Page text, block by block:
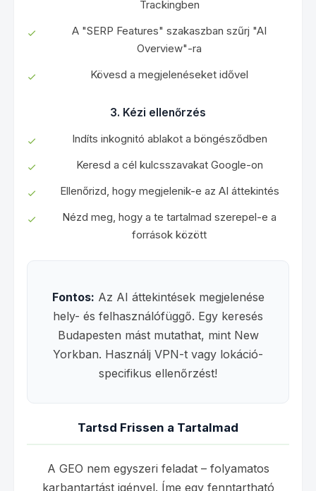
Trackingben
A "SERP Features" szakaszban szűrj "AI
Overview"-ra
Kövesd a megjelenéseket idővel
3. Kézi ellenőrzés
Indíts inkognitó ablakot a böngésződben
Keresd a cél kulcsszavakat Google-on
Ellenőrizd, hogy megjelenik-e az AI áttekintés
Nézd meg, hogy a te tartalmad szerepel-e a
források között
Fontos: Az AI áttekintések megjelenése
hely- és felhasználófüggő. Egy keresés
Budapesten mást mutathat, mint New
Yorkban. Használj VPN-t vagy lokáció-
specifikus ellenőrzést!
Tartsd Frissen a Tartalmad
A GEO nem egyszeri feladat – folyamatos
karbantartást igényel. Íme egy fenntartható